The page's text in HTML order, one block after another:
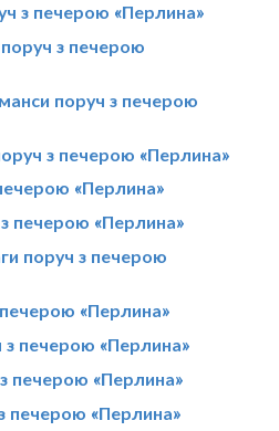
з печерою «Перлина»
поруч з печерою
поруч з печерою
з печерою «Перлина»
«Перлина»
печерою «Перлина»
поруч з печерою
«Перлина»
з печерою «Перлина»
печерою «Перлина»
печерою «Перлина»